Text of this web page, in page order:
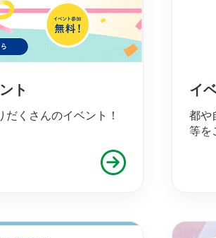
ト
くさんのイベント！
イ
都や
等を